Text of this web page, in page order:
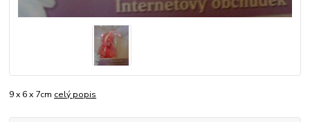
9 x 6 x 7cm celý popis